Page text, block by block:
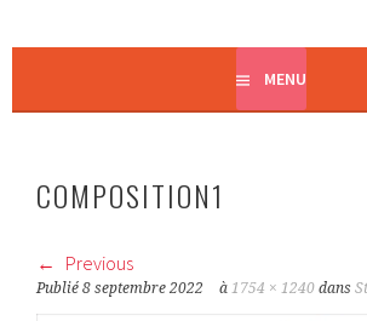
MENU
COMPOSITION1
Previous
Publié8 septembre 2022 à1754 × 1240 dans